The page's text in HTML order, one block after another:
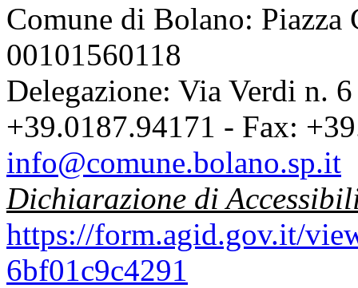
Comune di Bolano:
00101560118
Delegazione: Via Verdi n.
+39.0187.94171 - Fax:
info@comune.bolano.sp.it
Dichiarazione di
https://form.agid.gov.it/
6bf01c9c4291